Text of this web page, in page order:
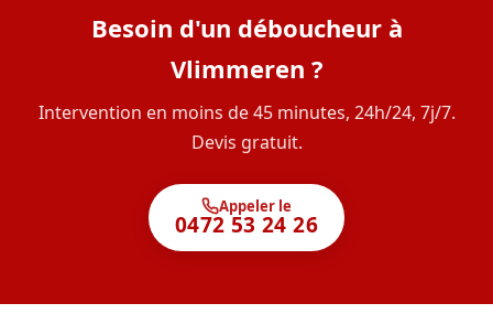
Besoin d'un déboucheur à
Vlimmeren ?
Intervention en moins de 45 minutes, 24h/24, 7j/7.
Devis gratuit.
Appeler le
0472 53 24 26